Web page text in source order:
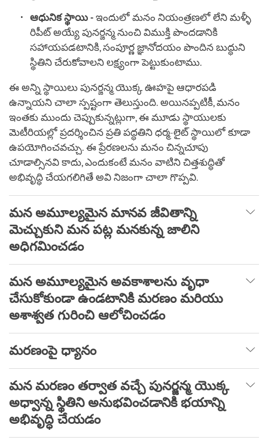
ఆధునిక స్థాయి -ఇందులో మనం నియంత్రణలో లేని మళ్ళీ
రిపీట్ అయ్యే పునర్జన్మ నుంచి విముక్తి పొందడానికి
సహాయపడటానికి, సంపూర్ణ జ్ఞానోదయం పొందిన బుద్ధుని
స్థితిని చేరుకోవాలని లక్ష్యంగా పెట్టుకుంటాము.
ఈ అన్ని స్థాయిలు పునర్జన్మ యొక్క ఊహపై ఆధారపడి
ఉన్నాయని చాలా స్పష్టంగా తెలుస్తుంది. అయినప్పటికీ, మనం
ఇంతకు ముందు చెప్పుకున్నట్లుగా, ఈ మూడు స్థాయులకు
మెటీరియల్లో ప్రదర్శించిన ప్రతి పద్ధతిని ధర్మ-లైట్ స్థాయిలో కూడా
ఉపయోగించవచ్చు. ఈ ప్రేరణలను మనం చిన్నచూపు
చూడాల్సినవి కాదు, ఎందుకంటే మనం వాటిని చిత్తశుద్ధితో
అభివృద్ధి చేయగలిగితే అవి నిజంగా చాలా గొప్పవి.
మన అమూల్యమైన మానవ జీవితాన్ని
మెచ్చుకుని మన పట్ల మనకున్న జాలిని
అధిగమించడం
మన అమూల్యమైన అవకాశాలను వృధా
చేసుకోకుండా ఉండటానికి మరణం మరియు
అశాశ్వత గురించి ఆలోచించడం
మరణంపై ధ్యానం
మన మరణం తర్వాత వచ్చే పునర్జన్మ యొక్క
అధ్వాన్న స్థితిని అనుభవించడానికి భయాన్ని
అభివృద్ధి చేయడం